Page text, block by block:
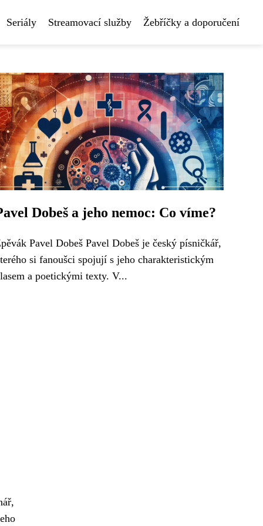
Seriály Streamovací služby Žebříčky a doporučení
Dobeš a jeho nemoc: Co víme?
Pavel Dobeš Pavel Dobeš je český písničkář,
si fanoušci spojují s jeho charakteristickým
a poetickými texty. V...